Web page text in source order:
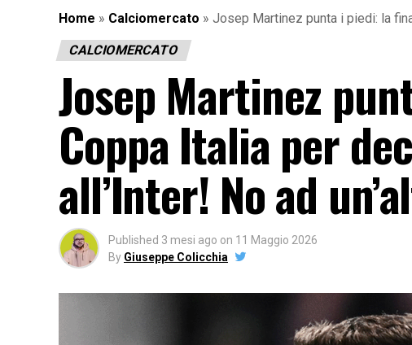
Home » Calciomercato » Josep Martinez punta i piedi: la
CALCIOMERCATO
Josep Martinez
Coppa Italia per
all’Inter! No ad
Published 3 mesi ago on 11 Maggio 2026
By Giuseppe Colicchia